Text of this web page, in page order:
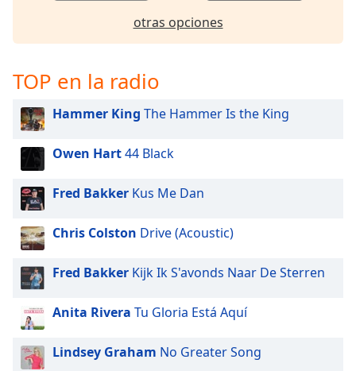
otras opciones
TOP en la radio
Hammer King The Hammer Is the King
Owen Hart44 Black
Fred Bakker Kus Me Dan
Chris Colston Drive (Acoustic)
Fred Bakker Kijk Ik S'avonds Naar De Sterren
Anita Rivera Tu Gloria Está Aquí
Lindsey Graham No Greater Song